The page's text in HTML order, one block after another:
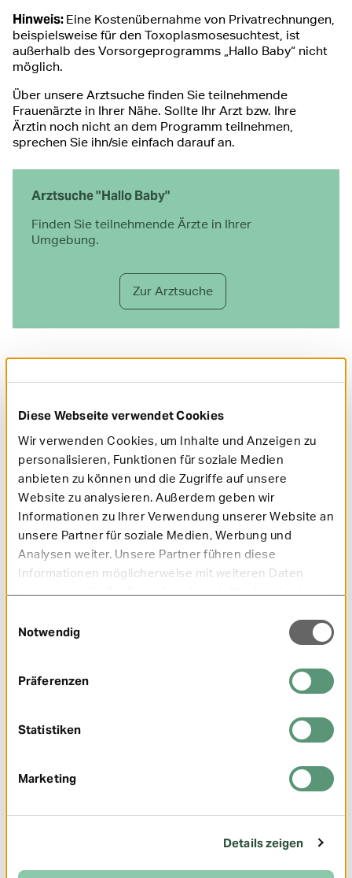
Diese Webseite verwendet Cookies
Wir verwenden Cookies, um Inhalte und Anzeigen zu
personalisieren, Funktionen für soziale Medien
anbieten zu können und die Zugriffe auf unsere
Website zu analysieren. Außerdem geben wir
Informationen zu Ihrer Verwendung unserer Website an
unsere Partner für soziale Medien, Werbung und
Analysen weiter. Unsere Partner führen diese
Informationen möglicherweise mit weiteren Daten
zusammen, die Sie ihnen bereitgestellt oder die sie im
Notwendig
Präferenzen
Statistiken
Marketing
Details zeigen
Hinweis: Eine Kostenübernahme von Privatrechnungen,
beispielsweise für den Toxoplasmosesuchtest, ist
außerhalb des Vorsorgeprogramms „Hallo Baby“ nicht
möglich.
Über unsere Arztsuche finden Sie teilnehmende
Frauenärzte in Ihrer Nähe. Sollte Ihr Arzt bzw. Ihre
Ärztin noch nicht an dem Programm teilnehmen,
sprechen Sie ihn/sie einfach darauf an.
Arztsuche "Hallo Baby"
Finden Sie teilnehmende Ärzte in Ihrer
Umgebung.
Zur Arztsuche
HypnoBirthing – angstfreie Geburt durch
Selbst­hypnose?
Medikamente in der Schwangerschaft